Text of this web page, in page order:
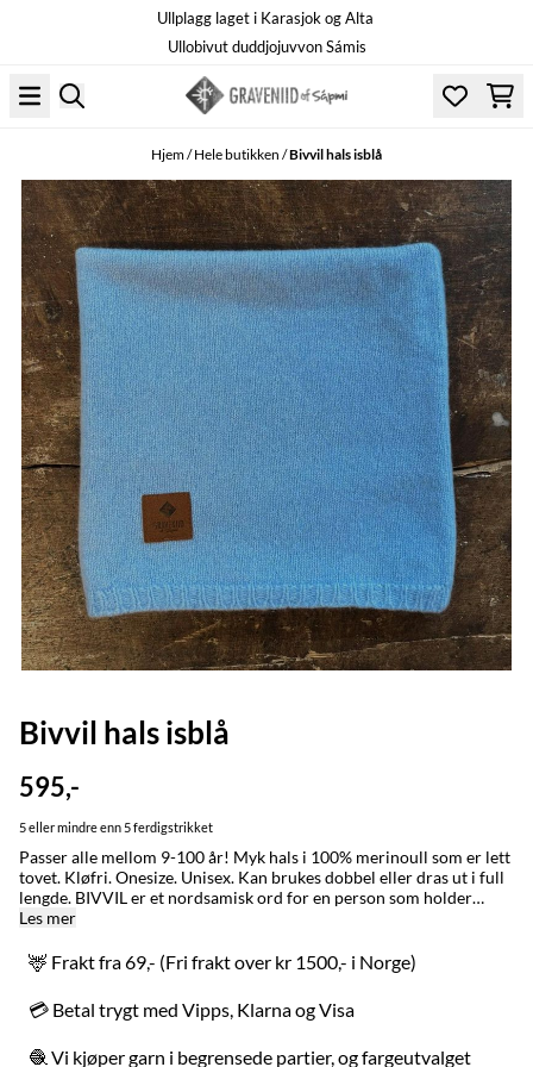
Ullplagg laget i Karasjok og Alta
Ullobivut duddjojuvvon Sámis
Hjem/Hele butikken /Bivvil hals isblå
Bivvil hals isblå
595,-
5 eller mindre enn 5 ferdigstrikket
Passer alle mellom 9-100 år! Myk hals i 100% merinoull som er lett
tovet. Kløfri. Onesize. Unisex. Kan brukes dobbel eller dras ut i full
lengde. BIVVIL er et nordsamisk ord for en person som holder
varmen godt. Ordet brukes også om klær som får en til å holde seg
all slags vær i de åtte årstidene. Den ble kjapt også en slager i byene,
der de begrenser seg til fire årstider. MADE IN / LAGET I: Karasjok
og Alta med stor omtenksomhet for naturen, folk og dyr. VASK: Ull
er et naturmateriale og renser seg selv, håndvask ved behov. Kan
20 grader. Om du ønsker plagget mindre/tightere sett
Les mer
🦌 Frakt fra 69,- (Fri frakt over kr 1500,- i Norge)
💳 Betal trygt med Vipps, Klarna og Visa
🧶 Vi kjøper garn i begrensede partier, og fargeutvalget